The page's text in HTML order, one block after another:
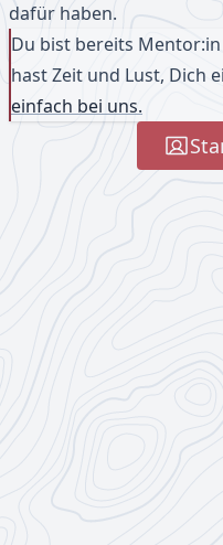
dafür haben.
Du bist bereits
hast Zeit und Lust, Dich
einfach bei uns.